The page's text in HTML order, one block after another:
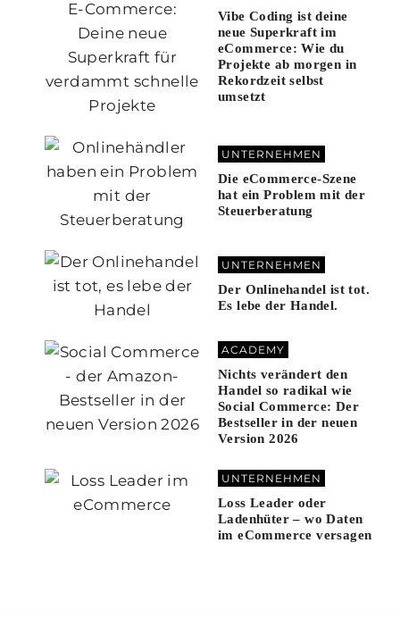
Vibe Coding ist deine
neue Superkraft im
eCommerce: Wie du
Projekte ab morgen in
Rekordzeit selbst
umsetzt
UNTERNEHMEN
Die eCommerce-Szene
hat ein Problem mit der
Steuerberatung
UNTERNEHMEN
Der Onlinehandel ist tot.
Es lebe der Handel.
ACADEMY
Nichts verändert den
Handel so radikal wie
Social Commerce: Der
Bestseller in der neuen
Version 2026
UNTERNEHMEN
Loss Leader oder
Ladenhüter – wo Daten
im eCommerce versagen